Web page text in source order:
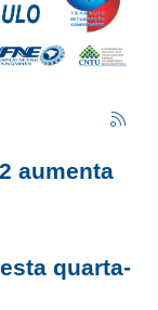
aumenta
quarta-